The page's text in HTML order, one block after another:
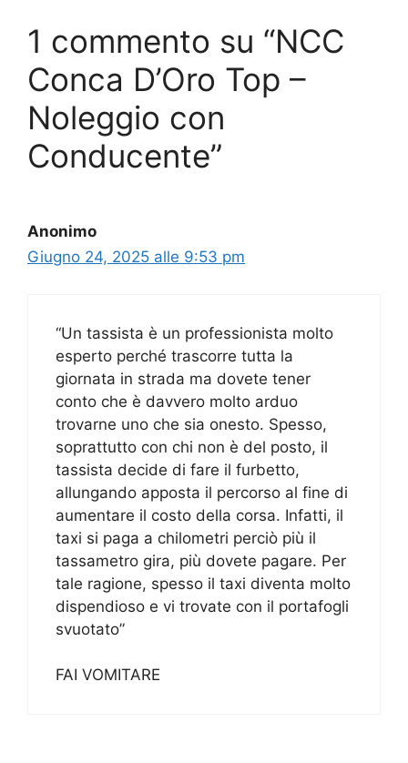
1 commento su “NCC
Conca D’Oro Top –
Noleggio con
Conducente”
Anonimo
Giugno 24, 2025 alle 9:53 pm
“Un tassista è un professionista molto
esperto perché trascorre tutta la
giornata in strada ma dovete tener
conto che è davvero molto arduo
trovarne uno che sia onesto. Spesso,
soprattutto con chi non è del posto, il
tassista decide di fare il furbetto,
allungando apposta il percorso al fine di
aumentare il costo della corsa. Infatti, il
taxi si paga a chilometri perciò più il
tassametro gira, più dovete pagare. Per
tale ragione, spesso il taxi diventa molto
dispendioso e vi trovate con il portafogli
svuotato”
FAI VOMITARE